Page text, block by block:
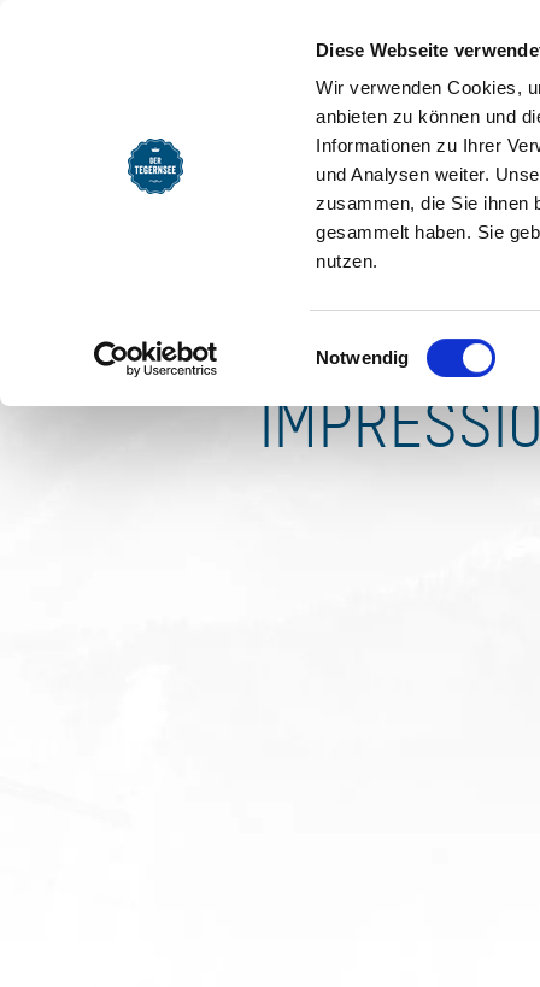
Diese Webseite
Wir verwenden Cookies,
anbieten zu können und
Informationen zu Ihrer
und Analysen weiter.
zusammen, die Sie ihnen
gesammelt haben. Sie
nutzen.
Einwilligungsauswahl
Notwendig
Ab 182,00 €